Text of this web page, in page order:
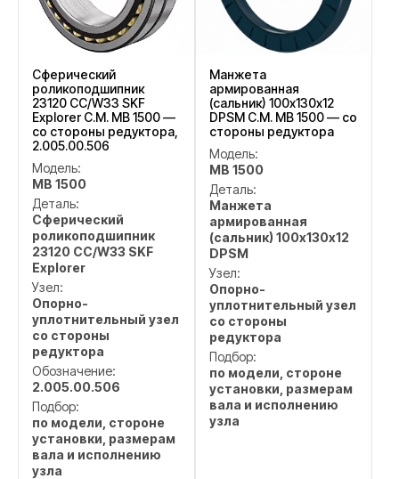
Сферический
роликоподшипник
23120 CC/W33 SKF
Explorer C.M. MB 1500 —
со стороны редуктора,
2.005.00.506
Модель:
MB 1500
Деталь:
Сферический
роликоподшипник
23120 CC/W33 SKF
Explorer
Узел:
Опорно-
уплотнительный узел
со стороны
редуктора
Обозначение:
2.005.00.506
Подбор:
по модели, стороне
установки, размерам
вала и исполнению
узла
Манжета
армированная
(сальник) 100х130х12
DPSM C.M. MB 1500 — со
стороны редуктора
Модель:
MB 1500
Деталь:
Манжета
армированная
(сальник) 100х130х12
DPSM
Узел:
Опорно-
уплотнительный узел
со стороны
редуктора
Подбор:
по модели, стороне
установки, размерам
вала и исполнению
узла